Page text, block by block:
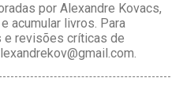
por Alexandre Kovacs,
acumular livros. Para
e revisões críticas de